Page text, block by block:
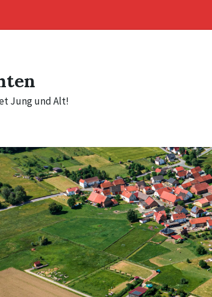
Jung und Alt!